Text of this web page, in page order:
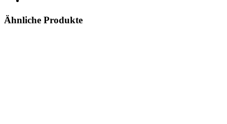
Ähnliche Produkte